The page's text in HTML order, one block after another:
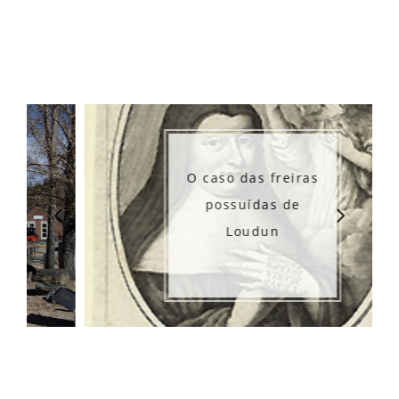
O caso das freiras
possuídas de
Loudun